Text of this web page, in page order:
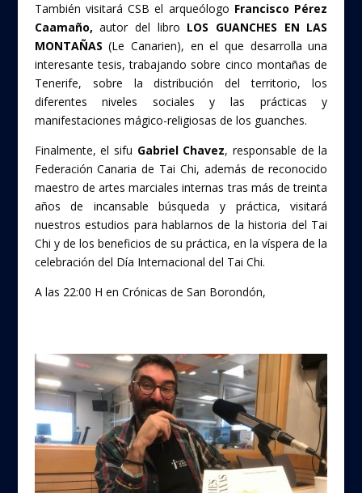
También visitará CSB el arqueólogo Francisco Pérez
Caamaño, autor del libro LOS GUANCHES EN LAS
MONTAÑAS (Le Canarien), en el que desarrolla una
interesante tesis, trabajando sobre cinco montañas de
Tenerife, sobre la distribución del territorio, los
diferentes niveles sociales y las prácticas y
manifestaciones mágico-religiosas de los guanches.
Finalmente, el sifu Gabriel Chavez, responsable de la
Federación Canaria de Tai Chi, además de reconocido
maestro de artes marciales internas tras más de treinta
años de incansable búsqueda y práctica, visitará
nuestros estudios para hablarnos de la historia del Tai
Chi y de los beneficios de su práctica, en la víspera de la
celebración del Día Internacional del Tai Chi.
A las 22:00 H en Crónicas de San Borondón,